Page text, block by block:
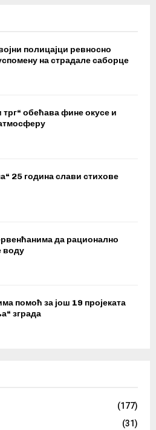
полицајци ревносно
на страдале саборце
трг“ обећава фине окусе и
25 година слави стихове
да рационално
воду
помоћ за још 19 пројеката
зграда
(177)
(31)